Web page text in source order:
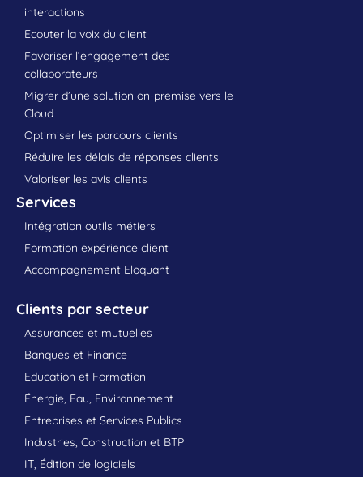
interactions
Ecouter la voix du client
Favoriser l’engagement des
collaborateurs
Migrer d’une solution on-premise vers le
Cloud
Optimiser les parcours clients
Réduire les délais de réponses clients
Valoriser les avis clients
Services
Intégration outils métiers
Formation expérience client
Accompagnement Eloquant
Clients par secteur
Assurances et mutuelles
Banques et Finance
Education et Formation
Énergie, Eau, Environnement
Entreprises et Services Publics
Industries, Construction et BTP
IT, Édition de logiciels